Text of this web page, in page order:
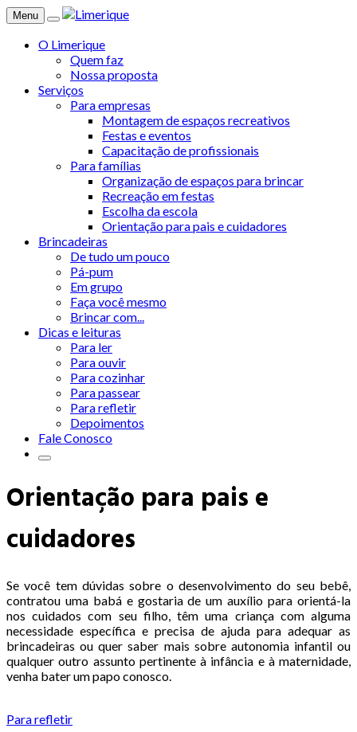
Menu
O Limerique
Quem faz
Nossa proposta
Serviços
Para empresas
Montagem de espaços recreativos
Festas e eventos
Capacitação de profissionais
Para famílias
Organização de espaços para brincar
Recreação em festas
Escolha da escola
Orientação para pais e cuidadores
Brincadeiras
De tudo um pouco
Pá-pum
Em grupo
Faça você mesmo
Brincar com...
Dicas e leituras
Para ler
Para ouvir
Para cozinhar
Para passear
Para refletir
Depoimentos
Fale Conosco
Orientação para pais e
cuidadores
Se você tem dúvidas sobre o desenvolvimento do seu bebê,
contratou uma babá e gostaria de um auxílio para orientá-la
nos cuidados com seu filho, têm uma criança com alguma
necessidade específica e precisa de ajuda para adequar as
brincadeiras ou quer saber mais sobre autonomia infantil ou
qualquer outro assunto pertinente à infância e à maternidade,
venha bater um papo conosco.
Para refletir